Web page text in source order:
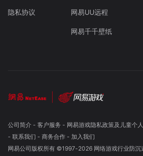
隐私协议 网易UU远程
网易千千壁纸
公司简介- 客户服务 - 网易游戏隐私政策及儿童个
- 联系我们 - 商务合作- 加入我们
网易公司版权所有 ©1997-2026 网络游戏行业防沉